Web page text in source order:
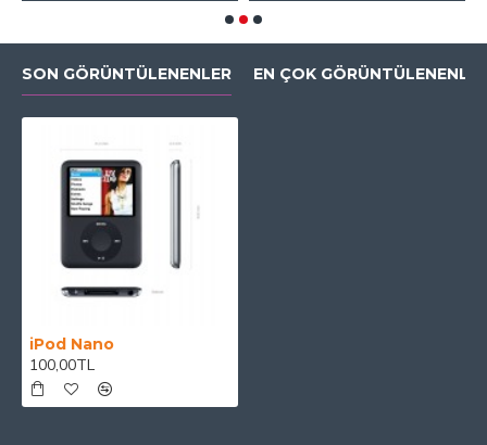
SON GÖRÜNTÜLENENLER EN ÇOK
iPod Nano
100,00TL